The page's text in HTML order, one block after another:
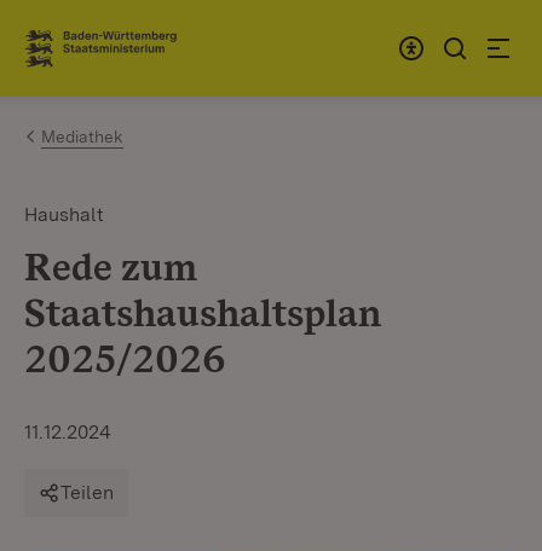
Zum Inhalt springen
Link zur Startseite
Mediathek
Haushalt
Rede zum
Staatshaushaltsplan
2025/2026
11.12.2024
Teilen